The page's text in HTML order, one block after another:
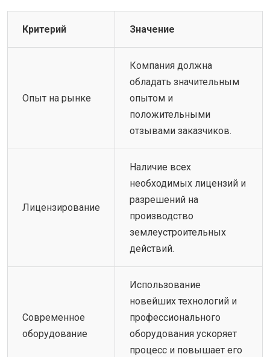
Критерий Значение
Опыт на рынке
Компания должна
обладать значительным
опытом и
положительными
отзывами заказчиков.
Лицензирование
Наличие всех
необходимых лицензий и
разрешений на
производство
землеустроительных
действий.
Современное
оборудование
Использование
новейших технологий и
профессионального
оборудования ускоряет
процесс и повышает его